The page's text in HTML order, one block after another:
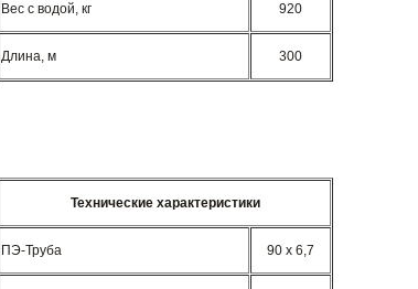
Вес с водой, кг 920
Длина, м 300
Технические характеристики
ПЭ-Труба 90 x 6,7